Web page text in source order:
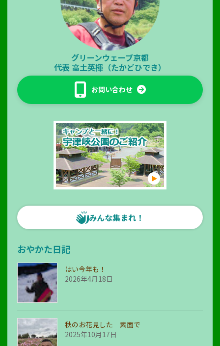
グリーンウェーブ京都
代表 高土英揮（たかどひでき）
お問い合わせ
みんな集まれ！
おやかた日記
はい今年も！
2026年4月18日
秋のお花見した 素面で
2025年10月17日